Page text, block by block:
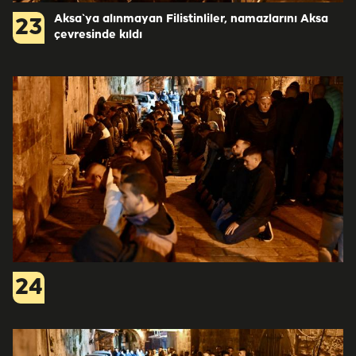
23
Aksa`ya alınmayan Filistinliler, namazlarını Aksa
çevresinde kıldı
24